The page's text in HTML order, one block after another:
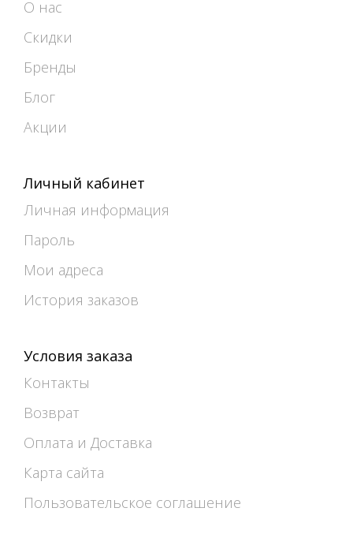
О нас
Скидки
Бренды
Блог
Акции
Личный кабинет
Личная информация
Пароль
Мои адреса
История заказов
Условия заказа
Контакты
Возврат
Оплата и Доставка
Карта сайта
Пользовательское соглашение